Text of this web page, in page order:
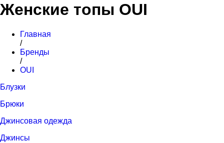
Женские топы OUI
Главная
/
Бренды
/
OUI
Блузки
Брюки
Джинсовая одежда
Джинсы